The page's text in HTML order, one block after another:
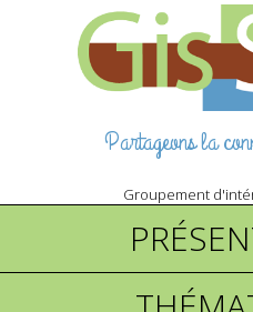
Partageons la
Groupement